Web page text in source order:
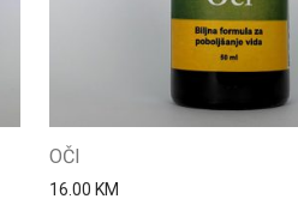
OČI
16.00 KM